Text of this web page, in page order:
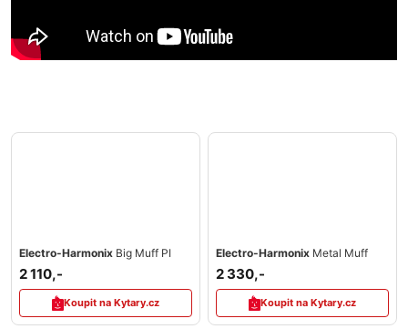
Electro-Harmonix Big Muff PI
2 110,-
Koupit na Kytary.cz
Electro-Harmonix Metal Muff
2 330,-
Koupit na Kytary.cz